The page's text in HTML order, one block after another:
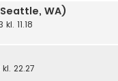
WA)
11.18
22.27